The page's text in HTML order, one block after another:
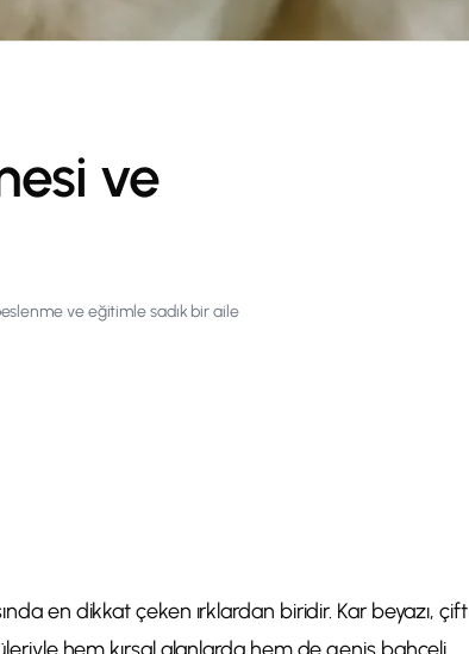
ve
ve eğitimle sadık bir aile
en dikkat çeken ırklardan biridir. Kar beyazı, çift